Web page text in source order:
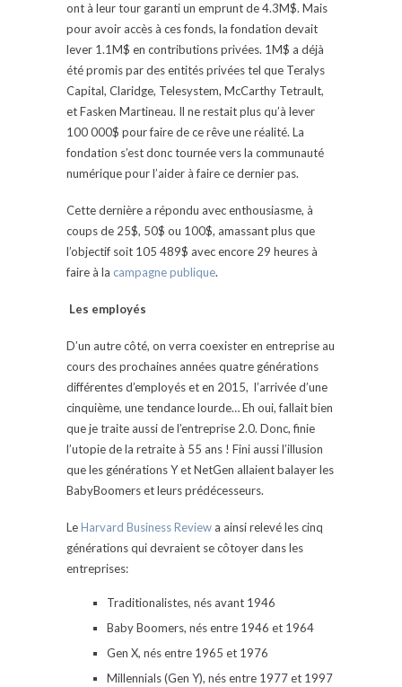
ont à leur tour garanti un emprunt de 4.3M$. Mais
pour avoir accès à ces fonds, la fondation devait
lever 1.1M$ en contributions privées. 1M$ a déjà
été promis par des entités privées tel que Teralys
Capital, Claridge, Telesystem, McCarthy Tetrault,
et Fasken Martineau. Il ne restait plus qu’à lever
100 000$ pour faire de ce rêve une réalité. La
fondation s’est donc tournée vers la communauté
numérique pour l’aider à faire ce dernier pas.
Cette dernière a répondu avec enthousiasme, à
coups de 25$, 50$ ou 100$, amassant plus que
l’objectif soit 105 489$ avec encore 29 heures à
faire à la campagne publique.
Les employés
D’un autre côté, on verra coexister en entreprise au
cours des prochaines années quatre générations
différentes d’employés et en 2015, l’arrivée d’une
cinquième, une tendance lourde… Eh oui, fallait bien
que je traite aussi de l’entreprise 2.0. Donc, finie
l’utopie de la retraite à 55 ans ! Fini aussi l’illusion
que les générations Y et NetGen allaient balayer les
BabyBoomers et leurs prédécesseurs.
LeHarvard Business Review a ainsi relevé les cinq
générations qui devraient se côtoyer dans les
entreprises:
Traditionalistes, nés avant 1946
Baby Boomers, nés entre 1946 et 1964
Gen X, nés entre 1965 et 1976
Millennials (Gen Y), nés entre 1977 et 1997